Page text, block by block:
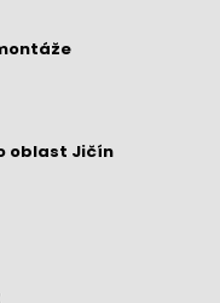
oblast Jičín